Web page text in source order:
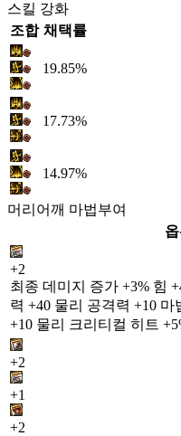
스킬 강화
조합 채택률
19.85%
17.73%
14.97%
머리어깨 마법부여
옵
+2
최종 데미지 증가 +3% 힘
력 +40 물리 공격력 +10
+10 물리 크리티컬 히트
+2
+1
+2